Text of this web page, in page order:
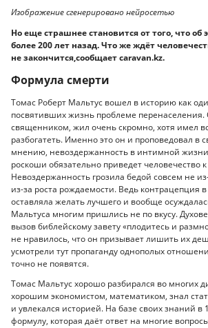
Изображение сгенерировано нейросетью
Но еще страшнее становится от того, что
более 200 лет назад. Что же ждёт
не закончится,сообщает сaravan.kz.
Формула смерти
Томас Роберт Мальтус вошел в историю как
посвятивших жизнь проблеме
священником, жил очень скромно, хотя имел
разбогатеть. Именно это он и проповедовал в
мнению, невоздержанность в интимной
роскоши обязательно приведет человечество
Невоздержанность грозила бедой совсем не
из-за роста рождаемости. Ведь контрацепция
оставляла желать лучшего и вообще
Мальтуса многим пришлись не по вкусу.
вызов библейскому завету «плодитесь и
не нравилось, что он призывает лишить их
усмотрели тут пропаганду однополых
точно не появятся.
Томас Мальтус хорошо разбирался во многих
хорошим экономистом, математиком, знал
и увлекался историей. На базе своих знаний в
формулу, которая даёт ответ на многие